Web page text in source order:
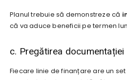
Planul trebuie să demonstreze că
că va aduce beneficii pe termen
c. Pregătirea documentației
Fiecare linie de finanțare are un